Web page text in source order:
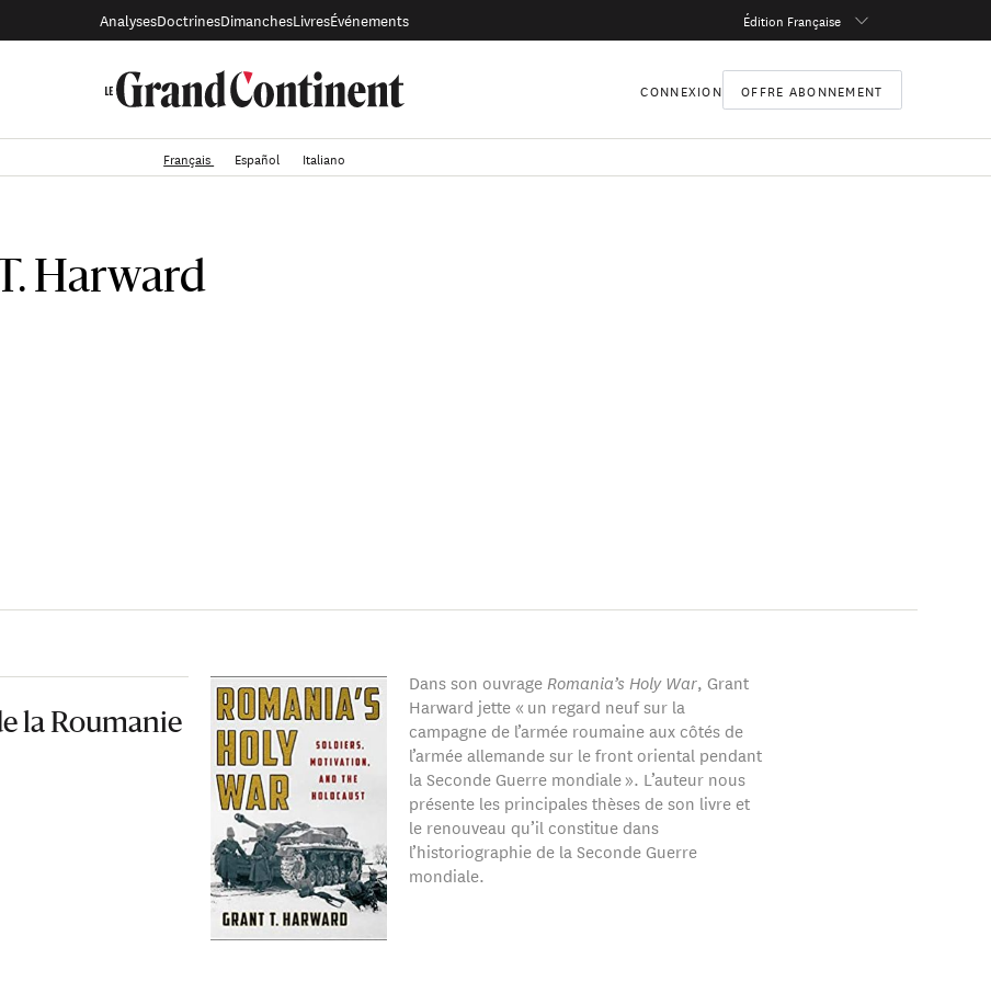
AnalysesDoctrinesDimanchesLivresÉvénements Édition Française
CONNEXION OFFRE ABONNEMENT
Français Español Italiano
Harward
la Roumanie
Dans son ouvrageRomania’s Holy War, Grant
Harward jette « un regard neuf sur la
campagne de l’armée roumaine aux côtés de
l’armée allemande sur le front oriental pendant
la Seconde Guerre mondiale ». L’auteur nous
présente les principales thèses de son livre et
le renouveau qu’il constitue dans
l’historiographie de la Seconde Guerre
mondiale.